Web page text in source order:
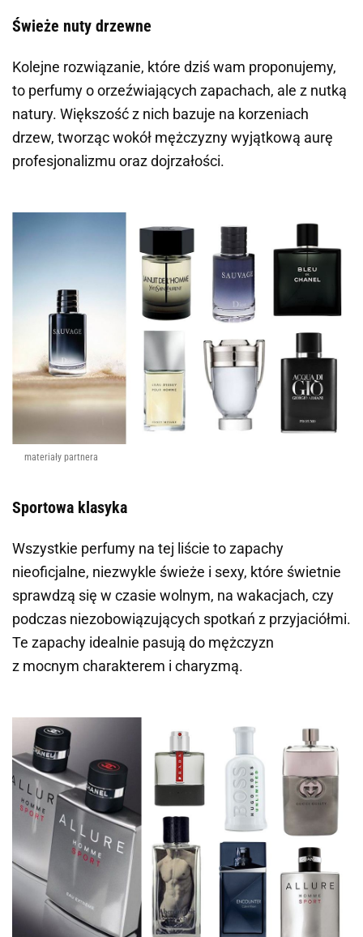
Świeże nuty drzewne
Kolejne rozwiązanie, które dziś wam proponujemy,
to perfumy o orzeźwiających zapachach, ale z nutką
natury. Większość z nich bazuje na korzeniach
drzew, tworząc wokół mężczyzny wyjątkową aurę
profesjonalizmu oraz dojrzałości.
materiały partnera
Sportowa klasyka
Wszystkie perfumy na tej liście to zapachy
nieoficjalne, niezwykle świeże i sexy, które świetnie
sprawdzą się w czasie wolnym, na wakacjach, czy
podczas niezobowiązujących spotkań z przyjaciółmi.
Te zapachy idealnie pasują do mężczyzn
z mocnym charakterem i charyzmą.